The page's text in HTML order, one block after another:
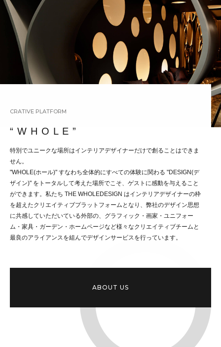
CRATIVE PLATFORM
“ W H O L E ”
特別でユニークな場所はインテリアデザイナーだけで創ることはできま
せん。
"WHOLE(ホール)" すなわち全体的にすべての体験に関わる "DESIGN(デ
ザイン)" をトータルして考えた場所でこそ、ゲストに感動を与えること
ができます。私たち THE WHOLEDESIGN はインテリアデザイナーの枠
を超えたクリエイティブプラットフォームとなり、弊社のデザイン思想
に共感していただいている外部の、グラフィック・画家・ユニフォー
ム・家具・ガーデン・ホームページなど様々なクリエイティブチームと
最良のアライアンスを組んでデザインサービスを行っています。
ABOUT US